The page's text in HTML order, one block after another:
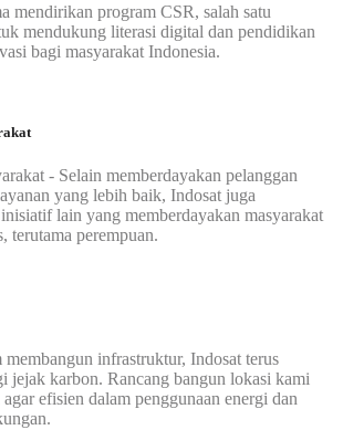
mendirikan program CSR, salah satu
mendukung literasi digital dan pendidikan
bagi masyarakat Indonesia.
- Selain memberdayakan pelanggan
yang lebih baik, Indosat juga
lain yang memberdayakan masyarakat
terutama perempuan.
infrastruktur, Indosat terus
jejak karbon. Rancang bangun lokasi kami
efisien dalam penggunaan energi dan